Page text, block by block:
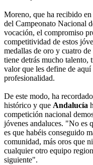
Moreno, que ha recibido
del Campeonato Nacional
vocación, el compromiso
competitividad de estos
medallas de oro y cuatro
tiene detrás mucho talento,
valor que les define de
profesionalidad.
De este modo, ha
histórico y que Andalucía
competición nacional
jóvenes andaluces. "No es
es que habéis conseguido
comunidad, más oros que
cualquier otro equipo
siguiente".